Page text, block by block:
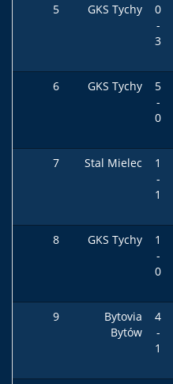
5 GKS Tychy
0
-
3
6 GKS Tychy
5
-
0
7 Stal Mielec
1
-
1
8 GKS Tychy
1
-
0
9
Bytovia
Bytów
4
-
1